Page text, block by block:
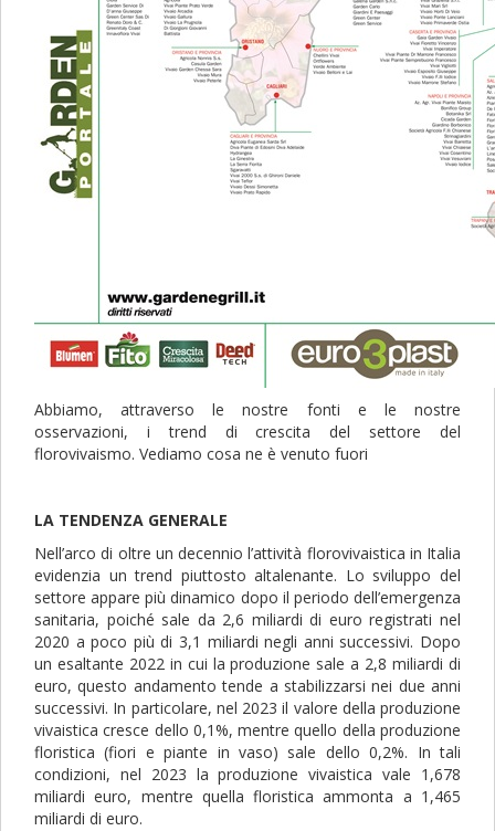
Abbiamo, attraverso le nostre fonti e le nostre
osservazioni, i trend di crescita del settore del
florovivaismo. Vediamo cosa ne è venuto fuori
LA TENDENZA GENERALE
Nell’arco di oltre un decennio l’attività florovivaistica in Italia
evidenzia un trend piuttosto altalenante. Lo sviluppo del
settore appare più dinamico dopo il periodo dell’emergenza
sanitaria, poiché sale da 2,6 miliardi di euro registrati nel
2020 a poco più di 3,1 miliardi negli anni successivi. Dopo
un esaltante 2022 in cui la produzione sale a 2,8 miliardi di
euro, questo andamento tende a stabilizzarsi nei due anni
successivi. In particolare, nel 2023 il valore della produzione
vivaistica cresce dello 0,1%, mentre quello della produzione
floristica (fiori e piante in vaso) sale dello 0,2%. In tali
condizioni, nel 2023 la produzione vivaistica vale 1,678
miliardi euro, mentre quella floristica ammonta a 1,465
miliardi di euro.